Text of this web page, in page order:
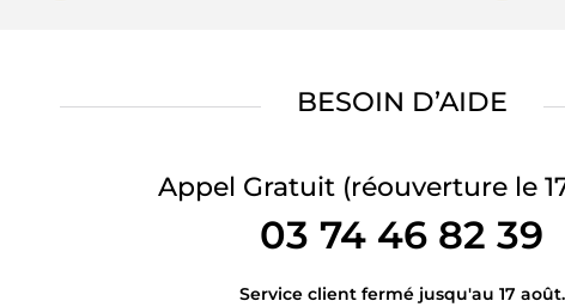
BESOIN D’AIDE
Appel Gratuit (réouverture le
03 74 46 82 39
Service client fermé jusqu'au 17 août.